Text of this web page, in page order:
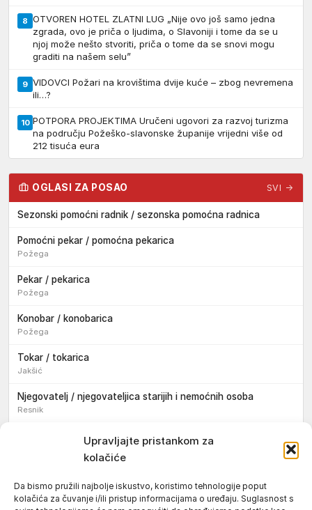
Upravljajte pristankom za
kolačiće
Da bismo pružili najbolje iskustvo, koristimo tehnologije poput
kolačića za čuvanje i/ili pristup informacijama o uređaju. Suglasnost s
8 OTVOREN HOTEL ZLATNI LUG „Nije ovo još samo jedna
zgrada, ovo je priča o ljudima, o Slavoniji i tome da se u
njoj može nešto stvoriti, priča o tome da se snovi mogu
graditi na našem selu”
9 VIDOVCI Požari na krovištima dvije kuće – zbog nevremena
ili…?
10 POTPORA PROJEKTIMA Uručeni ugovori za razvoj turizma
na području Požeško-slavonske županije vrijedni više od
212 tisuća eura
OGLASI ZA POSAO SVI →
Sezonski pomoćni radnik / sezonska pomoćna radnica
Pomoćni pekar / pomoćna pekarica
Požega
Pekar / pekarica
Požega
Konobar / konobarica
Požega
Tokar / tokarica
Jakšić
Njegovatelj / njegovateljica starijih i nemoćnih osoba
Resnik
Konobar / konobarica
Jakšić